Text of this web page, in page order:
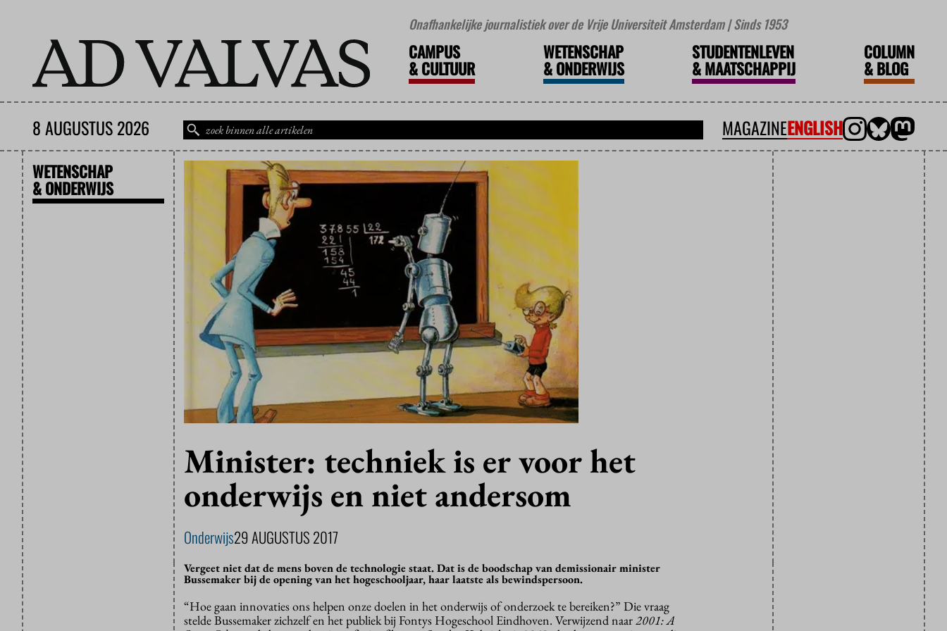
Onafhankelijke journalistiek over de Vrije Universiteit Amsterdam | Sinds 1953
CAMPUS
&CULTUUR
WETENSCHAP
&ONDERWIJS
STUDENTENLEVEN
&MAATSCHAPPIJ
COLUMN
&BLOG
8 AUGUSTUS 2026 MAGAZINEENGLISH
WETENSCHAP
& ONDERWIJS
Minister: techniek is er voor het
onderwijs en niet andersom
Onderwijs29 AUGUSTUS 2017
Vergeet niet dat de mens boven de technologie staat. Dat is de boodschap van demissionair minister
Bussemaker bij de opening van het hogeschooljaar, haar laatste als bewindspersoon.
“Hoe gaan innovaties ons helpen onze doelen in het onderwijs of onderzoek te bereiken?” Die vraag
stelde Bussemaker zichzelf en het publiek bij Fontys Hogeschool Eindhoven. Verwijzend naar2001: A